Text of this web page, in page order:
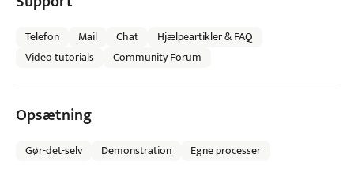
Telefon Mail Chat
Hjælpeartikler & FAQ
Video tutorials
Community Forum
Opsætning
Gør-det-selv Demonstration Egne processer